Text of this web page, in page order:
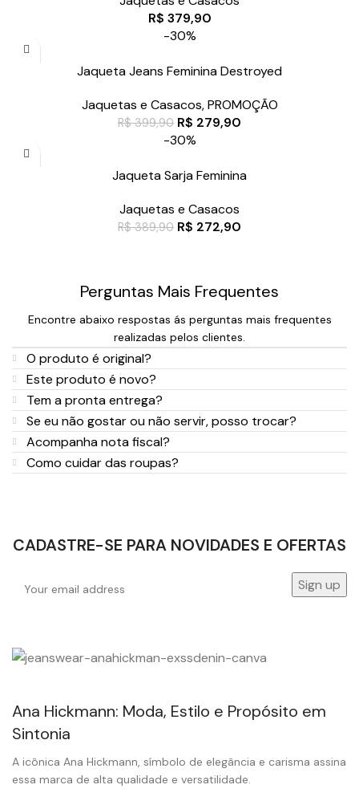
R$ 379,90
-30%
Jaqueta Jeans Feminina Destroyed
Jaquetas e Casacos,PROMOÇÃO
R$399,90 R$ 279,90
-30%
Jaqueta Sarja Feminina
Jaquetas e Casacos
R$389,90 R$ 272,90
Perguntas Mais Frequentes
Encontre abaixo respostas ás perguntas mais frequentes
realizadas pelos clientes.
O produto é original?
Este produto é novo?
Tem a pronta entrega?
Se eu não gostar ou não servir, posso trocar?
Acompanha nota fiscal?
Como cuidar das roupas?
CADASTRE-SE PARA NOVIDADES E OFERTAS
Ana Hickmann: Moda, Estilo e Propósito em
Sintonia
A icônica Ana Hickmann, símbolo de elegância e carisma assina
essa marca de alta qualidade e versatilidade.